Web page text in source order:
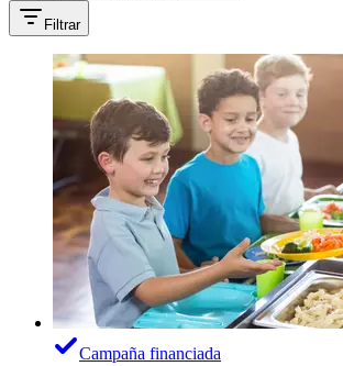
Filtrar
Campaña financiada